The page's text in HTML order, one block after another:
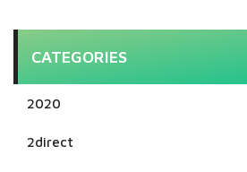
CATEGORIES
2020
2direct